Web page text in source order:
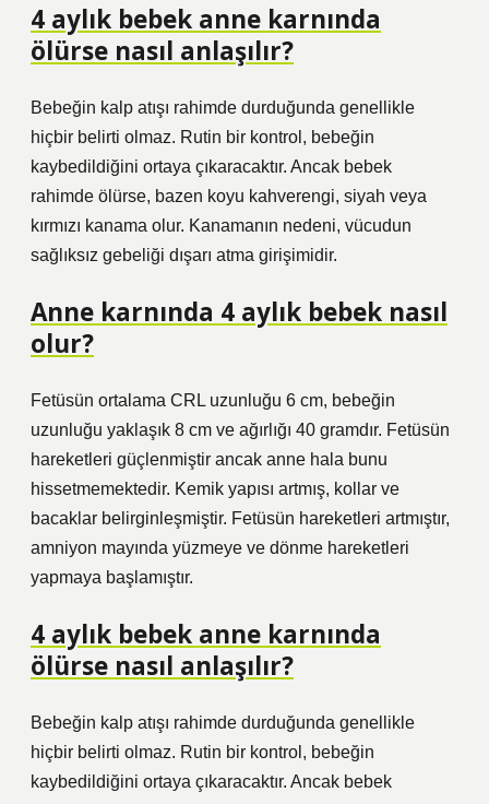
4 aylık bebek anne karnında
ölürse nasıl anlaşılır?
Bebeğin kalp atışı rahimde durduğunda genellikle
hiçbir belirti olmaz. Rutin bir kontrol, bebeğin
kaybedildiğini ortaya çıkaracaktır. Ancak bebek
rahimde ölürse, bazen koyu kahverengi, siyah veya
kırmızı kanama olur. Kanamanın nedeni, vücudun
sağlıksız gebeliği dışarı atma girişimidir.
Anne karnında 4 aylık bebek nasıl
olur?
Fetüsün ortalama CRL uzunluğu 6 cm, bebeğin
uzunluğu yaklaşık 8 cm ve ağırlığı 40 gramdır. Fetüsün
hareketleri güçlenmiştir ancak anne hala bunu
hissetmemektedir. Kemik yapısı artmış, kollar ve
bacaklar belirginleşmiştir. Fetüsün hareketleri artmıştır,
amniyon mayında yüzmeye ve dönme hareketleri
yapmaya başlamıştır.
4 aylık bebek anne karnında
ölürse nasıl anlaşılır?
Bebeğin kalp atışı rahimde durduğunda genellikle
hiçbir belirti olmaz. Rutin bir kontrol, bebeğin
kaybedildiğini ortaya çıkaracaktır. Ancak bebek